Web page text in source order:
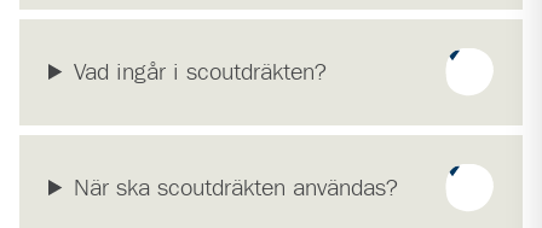
Vad ingår i scoutdräkten?
När ska scoutdräkten användas?